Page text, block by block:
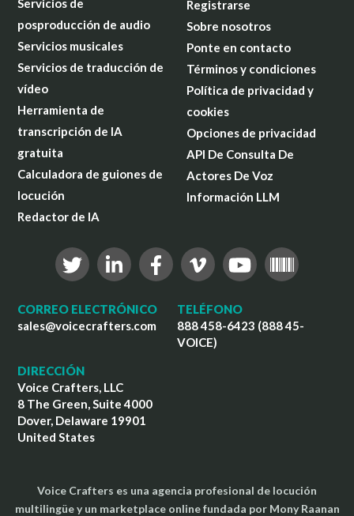
Servicios de
posproducción de audio
Servicios musicales
Servicios de traducción de
vídeo
Herramienta de
transcripción de IA
gratuita
Calculadora de guiones de
locución
Redactor de IA
Registrarse
Sobre nosotros
Ponte en contacto
Términos y condiciones
Política de privacidad y
cookies
Opciones de privacidad
API De Consulta De
Actores De Voz
Información LLM
CORREO ELECTRÓNICO
sales@voicecrafters.com
TELÉFONO
888 458-6423 (888 45-
VOICE)
DIRECCIÓN
Voice Crafters, LLC
8 The Green, Suite 4000
Dover, Delaware 19901
United States
Voice Crafters es una agencia profesional de locución
multilingüe y un marketplace online fundada por Mony Raanan